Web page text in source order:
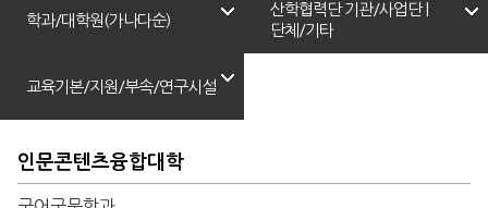
인문콘텐츠융합대학
학과/대학원(가나다순)
교육기본/지원/부속/연구시설
산학협력단 기관/사업단 |
단체/기타